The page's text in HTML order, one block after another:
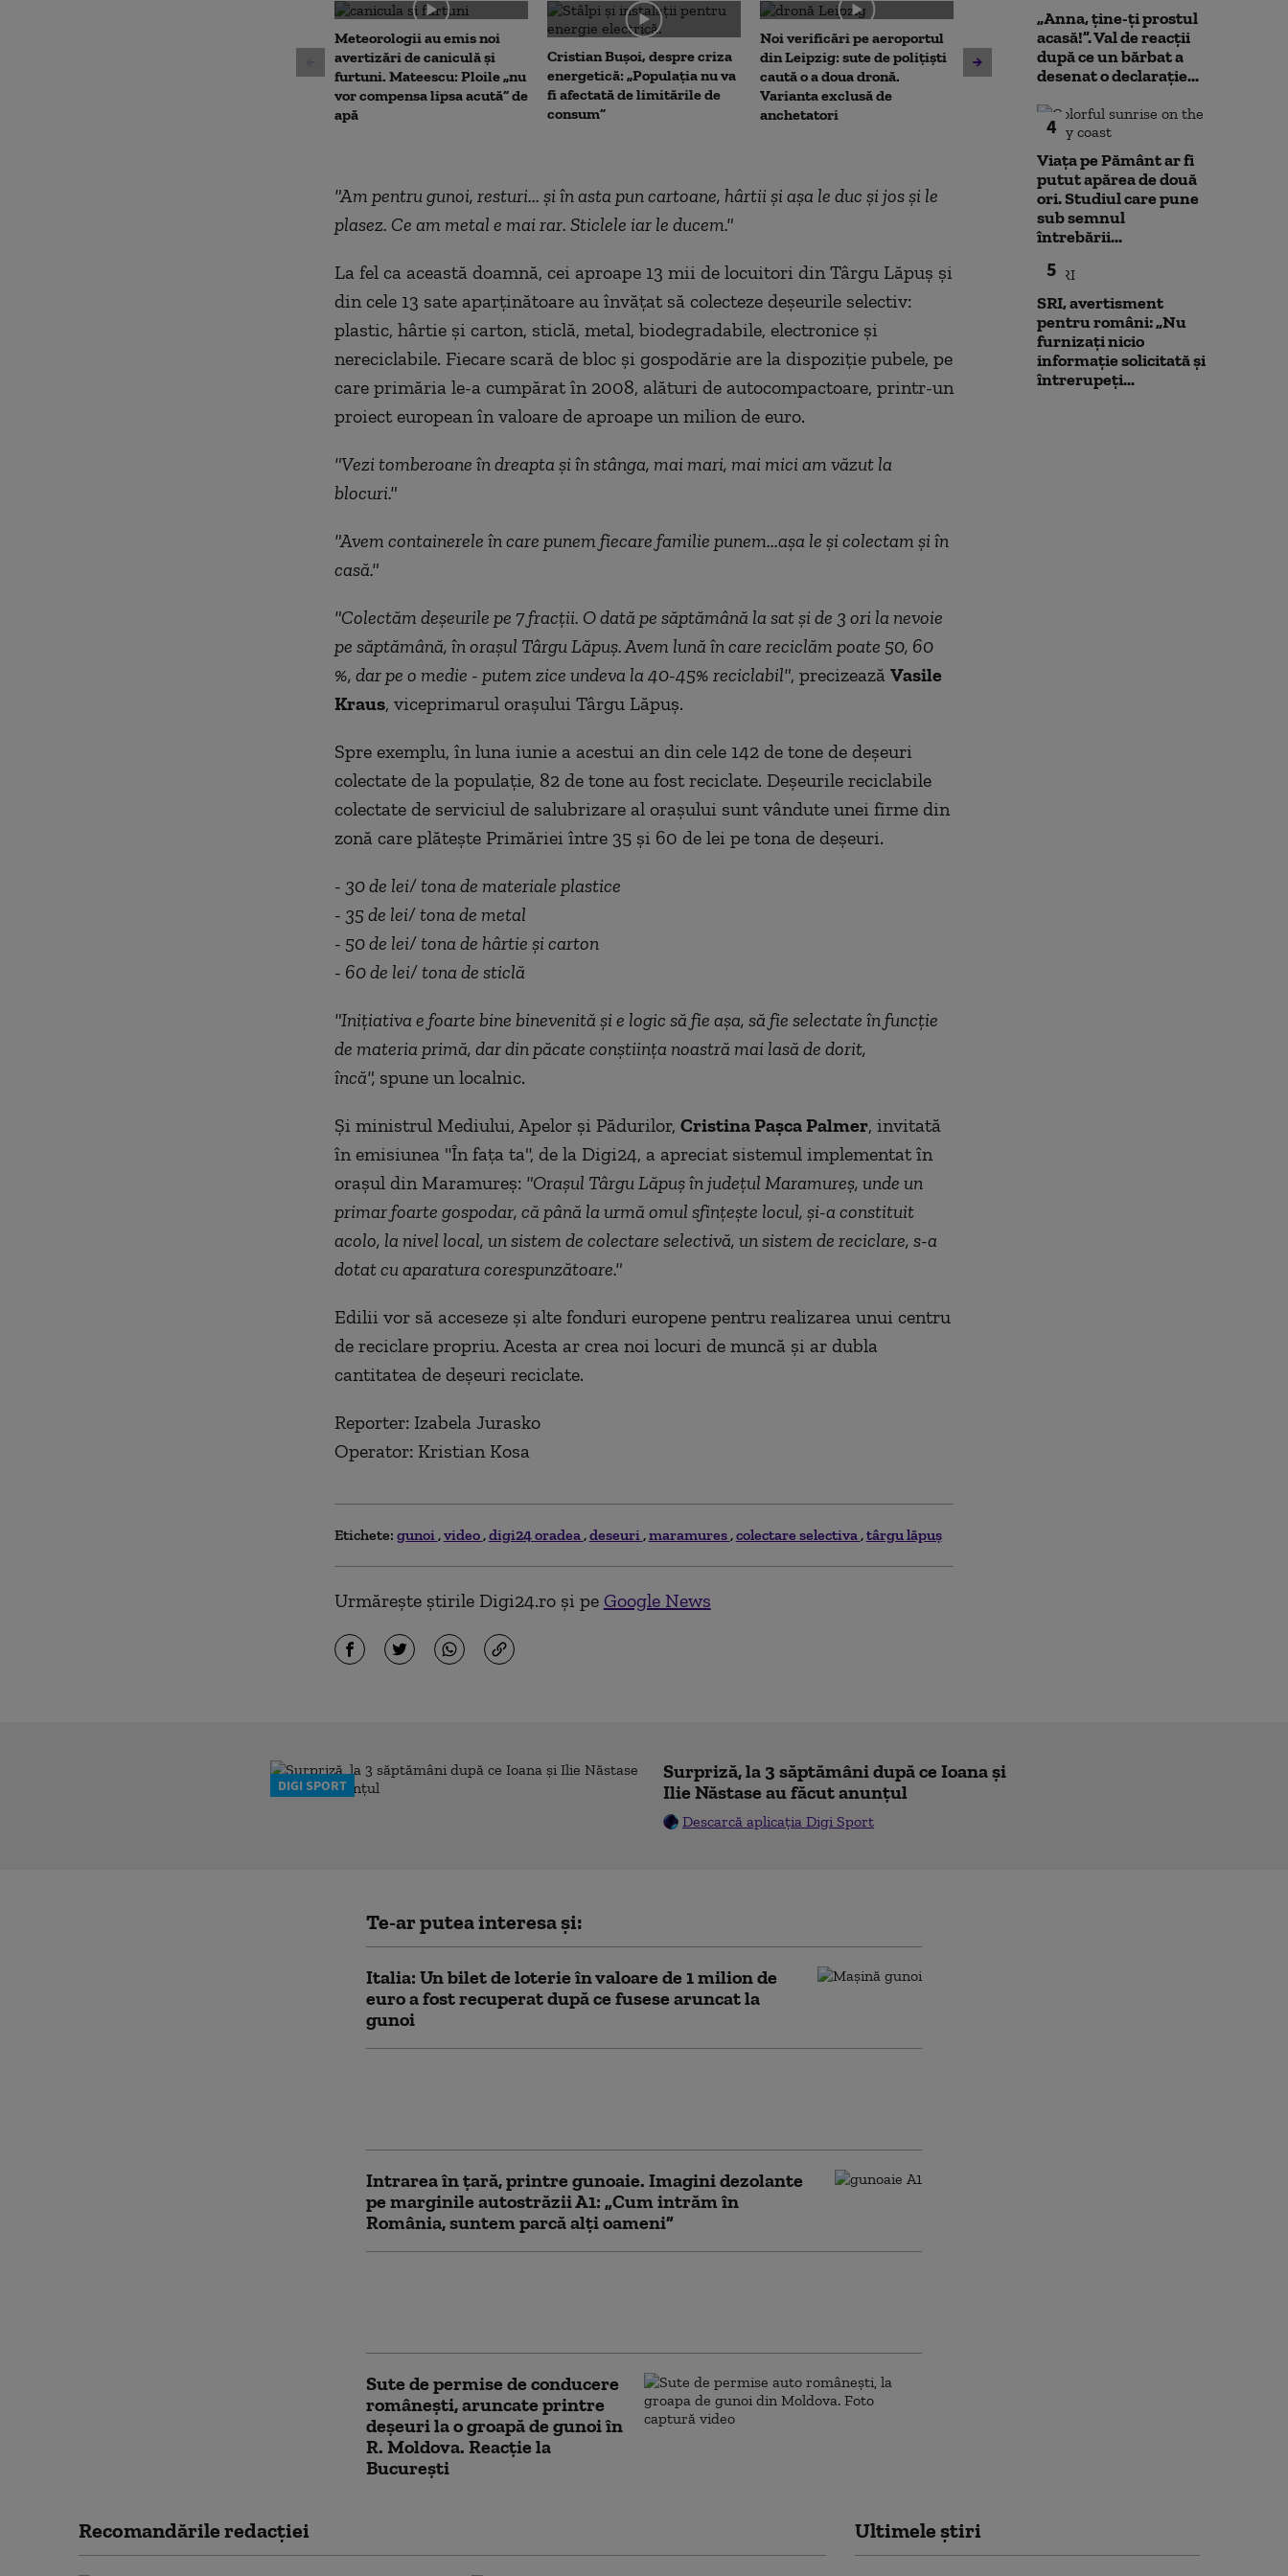
secondsVolume
90%
Meteorologii au emis noi
avertizări de caniculă și
furtuni. Mateescu: Ploile „nu
vor compensa lipsa acută” de
apă
Cristian Bușoi, despre criza
energetică: „Populația nu va
fi afectată de limitările de
consum”
Noi verificări pe aeroportul
din Leipzig: sute de polițiști
caută o a doua dronă.
Varianta exclusă de
anchetatori
Societatea de Transport
București și-a cerut
insolvența
după
financiare”
"Am pentru gunoi, resturi... și în asta pun cartoane, hârtii și așa le duc și jos și le
plasez. Ce am metal e mai rar. Sticlele iar le ducem."
La fel ca această doamnă, cei aproape 13 mii de locuitori din Târgu Lăpuș și
din cele 13 sate aparținătoare au învățat să colecteze deșeurile selectiv:
plastic, hârtie și carton, sticlă, metal, biodegradabile, electronice și
nereciclabile. Fiecare scară de bloc și gospodărie are la dispoziție pubele, pe
care primăria le-a cumpărat în 2008, alături de autocompactoare, printr-un
proiect european în valoare de aproape un milion de euro.
"Vezi tomberoane în dreapta și în stânga, mai mari, mai mici am văzut la
blocuri."
"Avem containerele în care punem fiecare familie punem...așa le și colectam și în
casă."
"Colectăm deșeurile pe 7 fracții. O dată pe săptămână la sat și de 3 ori la nevoie
pe săptămână, în orașul Târgu Lăpuș. Avem lună în care reciclăm poate 50, 60
%, dar pe o medie - putem zice undeva la 40-45% reciclabil", precizează Vasile
Kraus, viceprimarul orașului Târgu Lăpuș.
Spre exemplu, în luna iunie a acestui an din cele 142 de tone de deșeuri
colectate de la populație, 82 de tone au fost reciclate. Deșeurile reciclabile
colectate de serviciul de salubrizare al orașului sunt vândute unei firme din
zonă care plătește Primăriei între 35 și 60 de lei pe tona de deșeuri.
- 30 de lei/ tona de materiale plastice
- 35 de lei/ tona de metal
- 50 de lei/ tona de hârtie și carton
- 60 de lei/ tona de sticlă
"Inițiativa e foarte bine binevenită și e logic să fie așa, să fie selectate în funcție
de materia primă, dar din păcate conștiința noastră mai lasă de dorit,
încă", spune un localnic.
Și ministrul Mediului, Apelor și Pădurilor, Cristina Paşca Palmer, invitată
în emisiunea "În faţa ta", de la Digi24, a apreciat sistemul implementat în
orașul din Maramureș: "Oraşul Târgu Lăpuş în judeţul Maramureş, unde un
primar foarte gospodar, că până la urmă omul sfinţeşte locul, şi-a constituit
acolo, la nivel local, un sistem de colectare selectivă, un sistem de reciclare, s-a
dotat cu aparatura corespunzătoare."
Edilii vor să acceseze și alte fonduri europene pentru realizarea unui centru
de reciclare propriu. Acesta ar crea noi locuri de muncă și ar dubla
cantitatea de deșeuri reciclate.
Reporter: Izabela Jurasko
Operator: Kristian Kosa
Etichete: gunoi video digi24 oradea deseuri maramures colectare selectiva târgu lăpuş
Urmărește știrile Digi24.ro și pe Google News
„Anna, ţine-ţi prostul
acasă!”. Val de reacții
după ce un bărbat a
desenat o declarație...
4
Viața pe Pământ ar fi
putut apărea de două
ori. Studiul care pune
sub semnul
întrebării...
5
SRI, avertisment
pentru români: „Nu
furnizați nicio
informație solicitată și
întrerupeți...
DIGI SPORT
Surpriză, la 3 săptămâni după ce Ioana și
Ilie Năstase au făcut anunțul
Descarcă aplicația Digi Sport
Te-ar putea interesa și:
Italia: Un bilet de loterie în valoare de 1 milion de
euro a fost recuperat după ce fusese aruncat la
gunoi
Intrarea în țară, printre gunoaie. Imagini dezolante
pe marginile autostrăzii A1: „Cum intrăm în
România, suntem parcă alți oameni”
Sute de permise de conducere
româneşti, aruncate printre
deşeuri la o groapă de gunoi în
R. Moldova. Reacție la
București
Recomandările redacţiei Ultimele știri